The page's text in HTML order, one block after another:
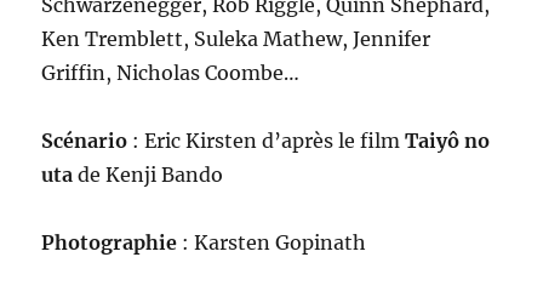
Schwarzenegger, Rob Riggle, Quinn Shephard,
Ken Tremblett, Suleka Mathew, Jennifer
Griffin, Nicholas Coombe…
Scénario : Eric Kirsten d’après le filmTaiyô no
uta de Kenji Bando
Photographie : Karsten Gopinath